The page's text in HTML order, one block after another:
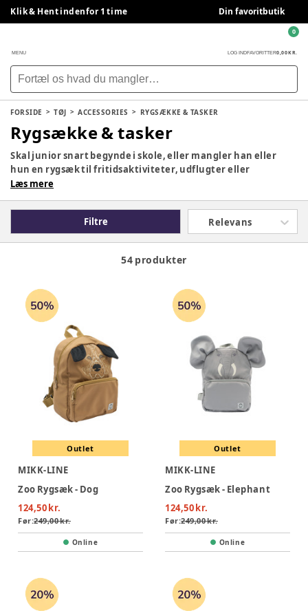
Klik & Hent indenfor 1 time Din favoritbutik
MENU LOG INDFAVORITTER0,00 KR.
0
FORSIDE TØJ ACCESSORIES RYGSÆKKE & TASKER
Rygsække & tasker
Skal junior snart begynde i skole, eller mangler han eller
hun en rygsæk til fritidsaktiviteter, udflugter eller
overnatning hos bedsteforældrene, så finder du et stort
der opbevares madpakker, drikkedunke, skolebøger, legetøj
og alt det, dit barn ellers har brug for at have med sig.
Læs mere
Filtre Relevans
54 produkter
Outlet
MIKK-LINE
Zoo Rygsæk - Dog
124,50 kr.
Før:249,00 kr.
Online
Outlet
MIKK-LINE
Zoo Rygsæk - Elephant
124,50 kr.
Før:249,00 kr.
Online